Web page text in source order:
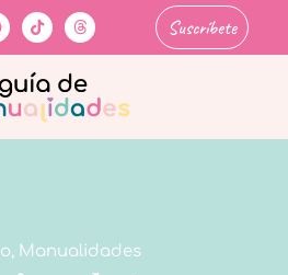
Suscríbete
, Manualidades